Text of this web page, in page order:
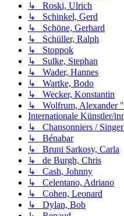
↳ Roski, Ulrich
↳ Schinkel, Gerd
↳ Schöne, Gerhard
↳ Schüller, Ralph
↳ Stoppok
↳ Sulke, Stephan
↳ Wader, Hannes
↳ Wartke, Bodo
↳ Wecker, Konstantin
↳ Wolfrum, Alexander
Internationale Künstler/
↳ Chansonniers /
↳ Bénabar
↳ Bruni Sarkosy, Carla
↳ de Burgh, Chris
↳ Cash, Johnny
↳ Celentano, Adriano
↳ Cohen, Leonard
↳ Dylan, Bob